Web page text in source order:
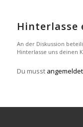
Hinterlasse
An der Diskussion
Hinterlasse uns deinen
Du musst angemeldet